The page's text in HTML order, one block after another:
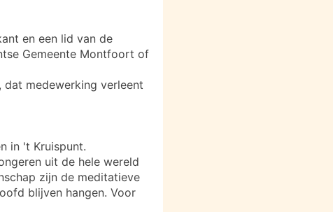
en een lid van de
Gemeente Montfoort of
medewerking verleent
in 't Kruispunt.
uit de hele wereld
zijn de meditatieve
blijven hangen. Voor